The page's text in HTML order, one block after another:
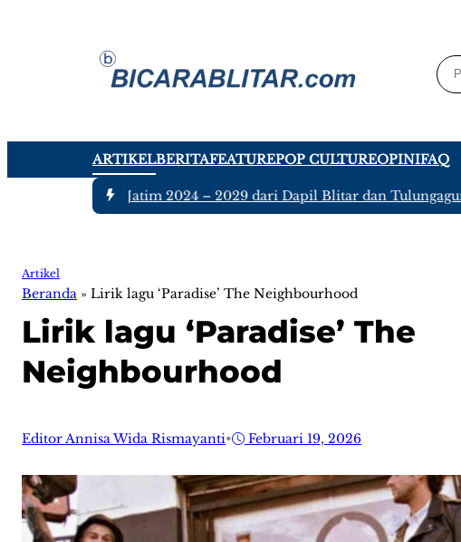
ARTIKELBERITAFEATUREPOP CULTUREOPINIFAQ
DPRD Jatim 2024 – 2029 dari Dapil Blitar dan Tulungagung,
Artikel
Beranda » Lirik lagu ‘Paradise’ The Neighbourhood
Lirik lagu ‘Paradise’ The
Neighbourhood
Editor Annisa Wida Rismayanti• Februari 19, 2026